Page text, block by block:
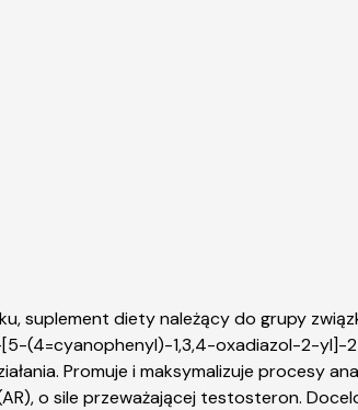
suplement diety należący do grupy
(4=cyanophenyl)-1,3,4-oxadiazol-2-yl]-
Promuje i maksymalizuje procesy
o sile przeważającej testosteron.